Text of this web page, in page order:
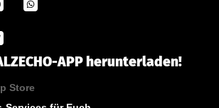
APP herunterladen!